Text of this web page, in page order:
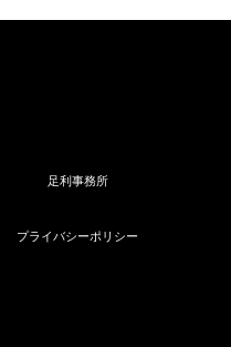
足利事務所
プライバシーポリシー